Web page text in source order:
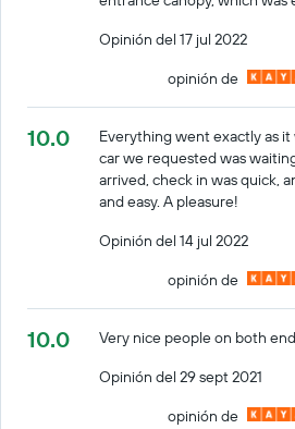
Opinión del 17 jul 2022
opinión de
10.0
Everything went exactly as it
car we requested was
arrived, check in was quick,
and easy. A pleasure!
Opinión del 14 jul 2022
opinión de
10.0
Very nice people on both
Opinión del 29 sept 2021
opinión de